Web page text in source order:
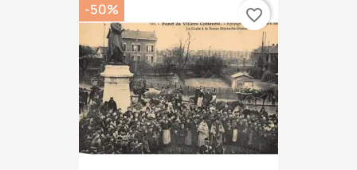
-50% favorite_border